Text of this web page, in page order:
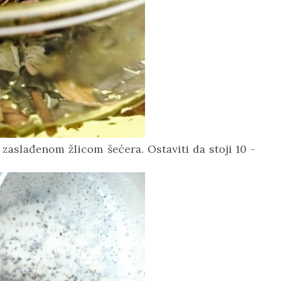
žlicom šećera. Ostaviti da stoji 10 -